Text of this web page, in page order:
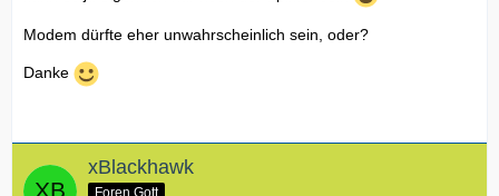
Modem dürfte eher unwahrscheinlich sein, oder?
Danke
xBlackhawk
Foren Gott